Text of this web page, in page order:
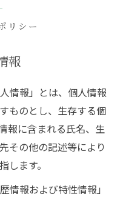
リシー
報
情報」とは、個人情報
ものとし、生存する個
報に含まれる氏名、生
その他の記述等により
します。
情報および特性情報」